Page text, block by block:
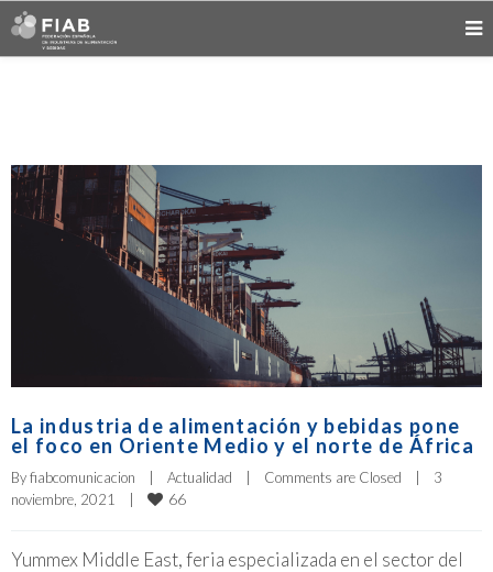
La industria de alimentación y bebidas pone
el foco en Oriente Medio y el norte de África
By fiabcomunicacion Actualidad Comments are Closed
3
noviembre, 2021
66
Yummex Middle East, feria especializada en el sector del